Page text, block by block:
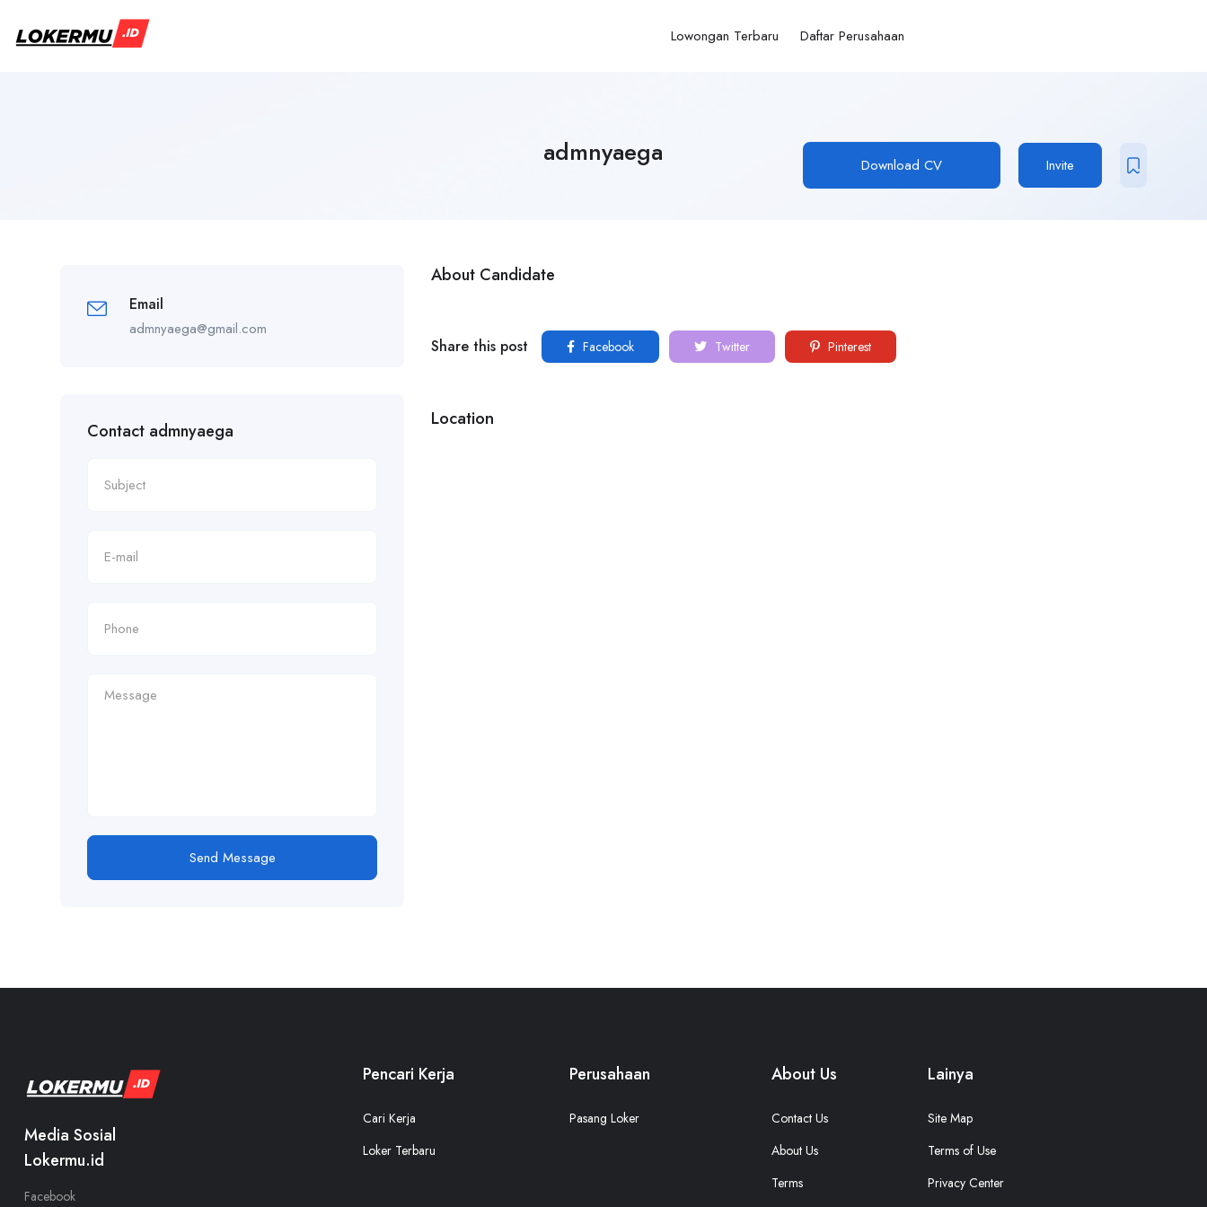
Lowongan Terbaru Daftar Perusahaan
admnyaega Download CV Invite
Email
admnyaega@gmail.com
Contact admnyaega
Send Message
About Candidate
Share this post Facebook Twitter Pinterest
Location
Media Sosial
Lokermu.id
Facebook
Pencari Kerja
Cari Kerja
Loker Terbaru
Perusahaan
Pasang Loker
About Us
Contact Us
About Us
Terms
Lainya
Site Map
Terms of Use
Privacy Center